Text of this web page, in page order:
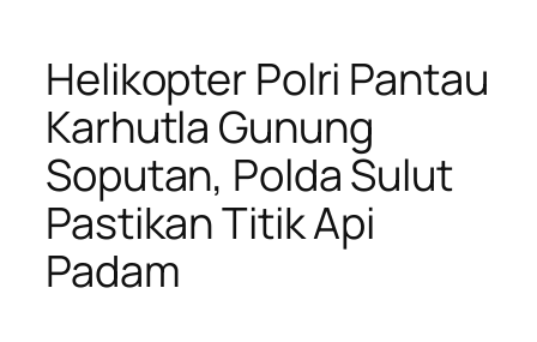
Helikopter Polri Pantau
Karhutla Gunung
Soputan, Polda Sulut
Pastikan Titik Api
Padam